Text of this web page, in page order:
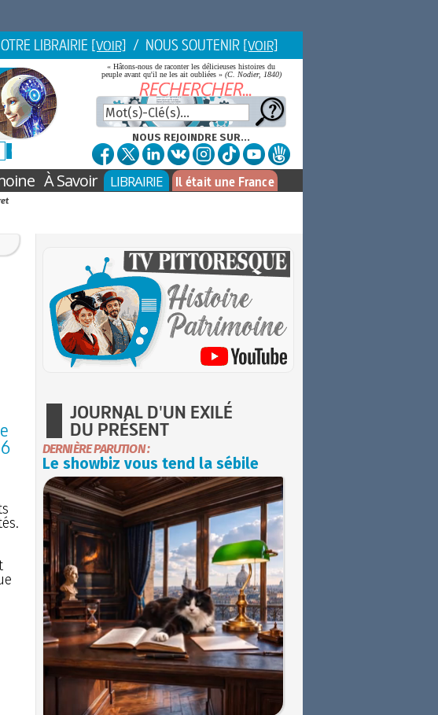
LIBRAIRIE [VOIR] / NOUS SOUTENIR [VOIR]
« Hâtons-nous de raconter les délicieuses histoires du
peuple avant qu'il ne les ait oubliées » (C. Nodier, 1840)
NOUS REJOINDRE SUR...
À Savoir LIBRAIRIE Il était une France
JOURNAL D'UN EXILÉ
DU PRÉSENT
DERNIÈRE PARUTION :
Le showbiz vous tend la sébile